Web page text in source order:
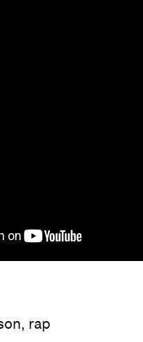
rap